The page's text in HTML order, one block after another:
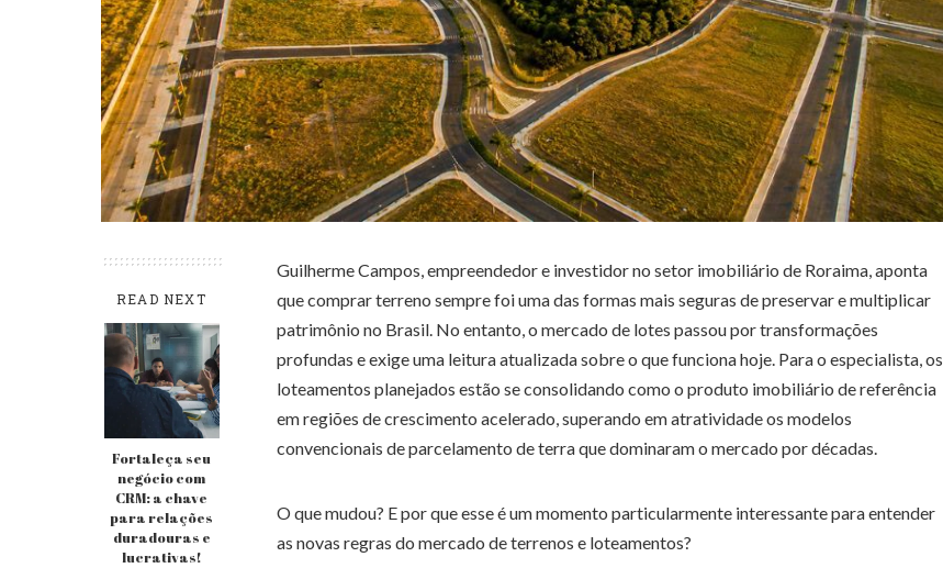
READ NEXT
Fortaleça seu
negócio com
CRM: a chave
para relações
duradouras e
lucrativas!
Guilherme Campos, empreendedor e investidor no setor imobiliário de Roraima, aponta
que comprar terreno sempre foi uma das formas mais seguras de preservar e multiplicar
patrimônio no Brasil. No entanto, o mercado de lotes passou por transformações
profundas e exige uma leitura atualizada sobre o que funciona hoje. Para o especialista, os
loteamentos planejados estão se consolidando como o produto imobiliário de referência
em regiões de crescimento acelerado, superando em atratividade os modelos
convencionais de parcelamento de terra que dominaram o mercado por décadas.
O que mudou? E por que esse é um momento particularmente interessante para entender
as novas regras do mercado de terrenos e loteamentos?